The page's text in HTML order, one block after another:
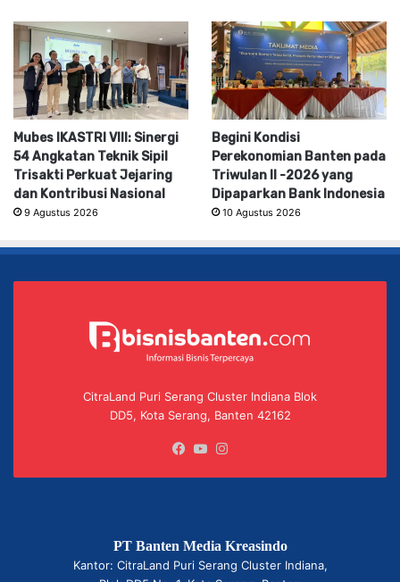
Mubes IKASTRI VIII: Sinergi
54 Angkatan Teknik Sipil
Trisakti Perkuat Jejaring
dan Kontribusi Nasional
9 Agustus 2026
Begini Kondisi
Perekonomian Banten pada
Triwulan II -2026 yang
Dipaparkan Bank Indonesia
10 Agustus 2026
CitraLand Puri Serang Cluster Indiana Blok
DD5, Kota Serang, Banten 42162
Facebook
YouTube
PT Banten Media Kreasindo
Kantor: CitraLand Puri Serang Cluster Indiana,